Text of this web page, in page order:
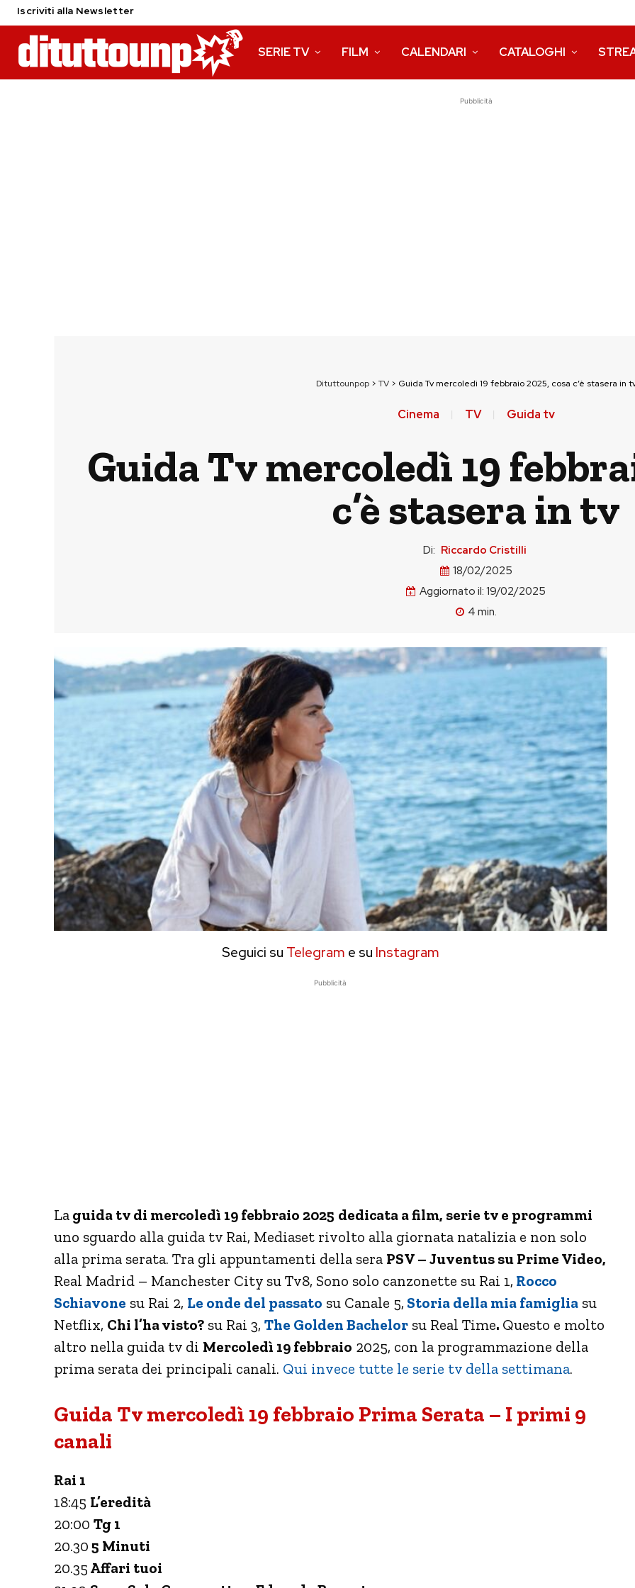
Iscriviti alla Newsletter
SERIE TV FILM CALENDARI CATALOGHI
Pubblicità
Dituttounpop> TV> Guida Tv mercoledì 19 febbraio 2025, cosa c’è stasera in
Cinema TV Guida tv
Guida Tv mercoledì 19
c’è stasera in tv
Di: Riccardo Cristilli
18/02/2025
Aggiornato il: 19/02/2025
4 min.
Seguici su Telegram e su Instagram
Pubblicità
La guida tv di mercoledì 19 febbraio 2025 dedicata a film, serie tv e programmi
uno sguardo alla guida tv Rai, Mediaset rivolto alla giornata natalizia e non solo
alla prima serata. Tra gli appuntamenti della sera PSV – Juventus su Prime Video,
Real Madrid – Manchester City su Tv8, Sono solo canzonette su Rai 1, Rocco
Schiavone su Rai 2, Le onde del passato su Canale 5, Storia della mia famiglia su
Netflix, Chi l’ha visto? su Rai 3, The Golden Bachelor su Real Time. Questo e molto
altro nella guida tv di Mercoledì 19 febbraio 2025, con la programmazione della
prima serata dei principali canali. Qui invece tutte le serie tv della settimana.
Guida Tv mercoledì 19 febbraio Prima Serata – I primi 9
canali
Rai 1
18:45 L’eredità
20:00 Tg 1
20.30 5 Minuti
20.35 Affari tuoi